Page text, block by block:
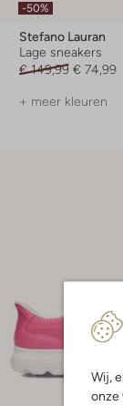
Wij,
onze
-50%
Stefano Lauran
Lage sneakers
€ 149,99 € 74,99
+ meer kleuren